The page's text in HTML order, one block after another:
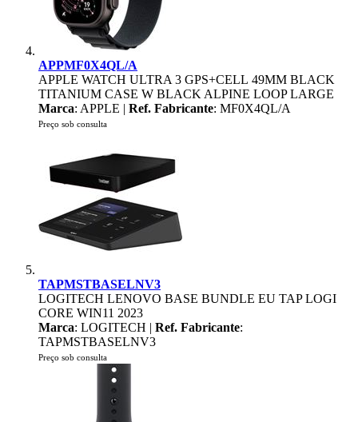
APPMF0X4QL/A
APPLE WATCH ULTRA 3 GPS+CELL 49MM BLACK
TITANIUM CASE W BLACK ALPINE LOOP LARGE
Marca: APPLE | Ref. Fabricante: MF0X4QL/A
Preço sob consulta
TAPMSTBASELNV3
LOGITECH LENOVO BASE BUNDLE EU TAP LOGI
CORE WIN11 2023
Marca: LOGITECH | Ref. Fabricante:
TAPMSTBASELNV3
Preço sob consulta